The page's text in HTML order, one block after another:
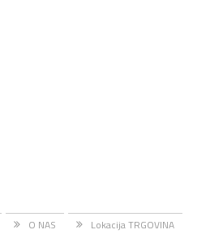
O NAS Lokacija TRGOVINA